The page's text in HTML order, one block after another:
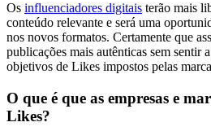
Os influenciadores digitais terão mais
conteúdo relevante e será uma
nos novos formatos. Certamente que
publicações mais autênticas sem sentir
objetivos de Likes impostos pelas
O que é que as empresas e
Likes?